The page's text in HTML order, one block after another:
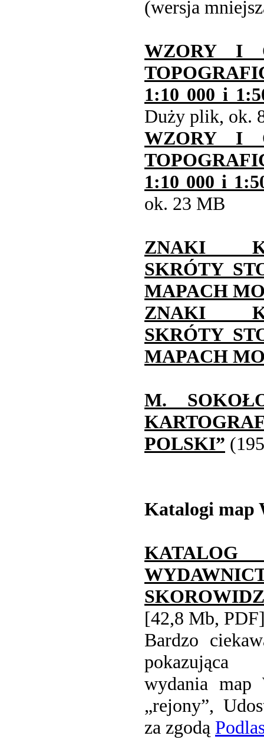
(wersja
WZORY I
1:10 000 i
Duży plik, ok.
WZORY I
1:10 000 i
ok. 23 MB
ZNAKI
SKRÓTY
MAPACH
ZNAKI
SKRÓTY
MAPACH
M.
POLSKI”
Katalogi map
[42,8 Mb,
Bardzo
pokazująca
wydania
„rejony”,
za zgodą